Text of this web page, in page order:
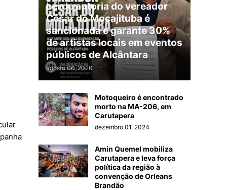
Lei de autoria do vereador
César do Mocajituba é
sancionada e garante 30%
de artistas locais em eventos
públicos de Alcântara
agosto 06, 2026
Motoqueiro é encontrado
morto na MA-206, em
Carutapera
dezembro 01, 2024
Amin Quemel mobiliza
Carutapera e leva força
política da região à
convenção de Orleans
Brandão